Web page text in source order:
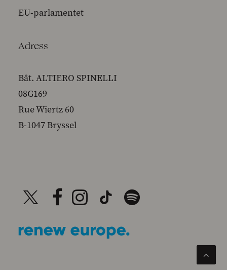
EU-parlamentet
Adress
Bât. ALTIERO SPINELLI
08G169
Rue Wiertz 60
B-1047 Bryssel